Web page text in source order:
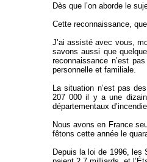
Dès que l’on aborde le
Cette reconnaissance,
J’ai assisté avec vous,
savons aussi que
reconnaissance n’est
personnelle et familiale.
La situation n’est pas
207 000 il y a une
départementaux
Nous avons en France
fêtons cette année le
Depuis la loi de 1996, les